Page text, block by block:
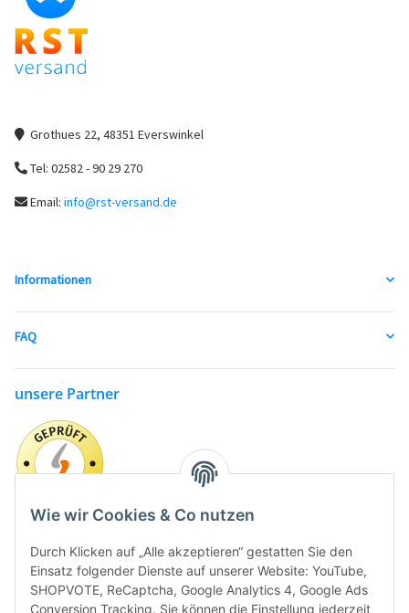
Wie wir Cookies & Co nutzen
Durch Klicken auf „Alle akzeptieren“ gestatten Sie den
Einsatz folgender Dienste auf unserer Website: YouTube,
SHOPVOTE, ReCaptcha, Google Analytics 4, Google Ads
Conversion Tracking. Sie können die Einstellung jederzeit
Grothues 22, 48351 Everswinkel
Tel: 02582 - 90 29 270
Email: info@rst-versand.de
Informationen
FAQ
unsere Partner